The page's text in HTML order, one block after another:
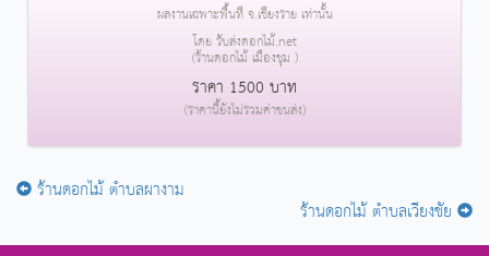
ผลงานเฉพาะพื้นที่ จ.เชียงราย เท่านั้น
โดย รับส่งดอกไม้.net
(ร้านดอกไม้ เมืองชุม )
ราคา 1500 บาท
(ราคานี้ยังไม่รวมค่าขนส่ง)
ร้านดอกไม้ ตำบลผางาม
ร้านดอกไม้ ตำบลเวียงชัย